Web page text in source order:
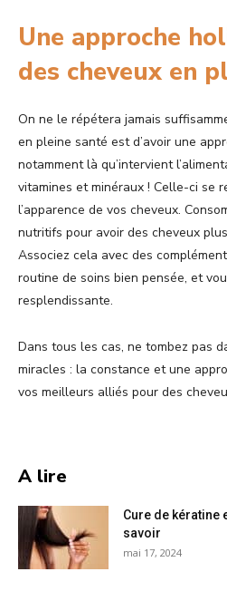
Une approche
des cheveux en
On ne le répétera jamais
en pleine santé est d’avoir une
notamment là qu’intervient
vitamines et minéraux ! Celle-ci se
l’apparence de vos cheveux.
nutritifs pour avoir des cheveux
Associez cela avec des
routine de soins bien pensée, et
resplendissante.
Dans tous les cas, ne tombez pas
miracles : la constance et une
vos meilleurs alliés pour des
A lire
Cure de kératine
savoir
mai 17, 2024